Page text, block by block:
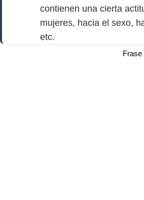
contienen una cierta
mujeres, hacia el sexo,
etc.
Frase